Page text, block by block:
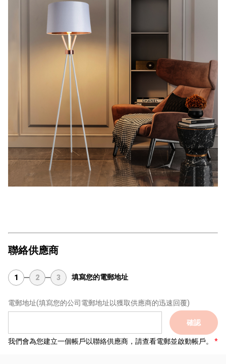
聯絡供應商
1 2 3 填寫您的電郵地址
電郵地址(填寫您的公司電郵地址以獲取供應商的迅速回覆)
確認
我們會為您建立一個帳戶以聯絡供應商，請查看電郵並啟動帳戶。